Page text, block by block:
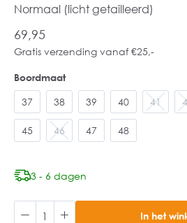
Normaal (licht getailleerd)
69,95
Gratis verzending vanaf €25,-
Boordmaat
37 38 39 40 41
45 46 47 48
3 - 6 dagen
In het